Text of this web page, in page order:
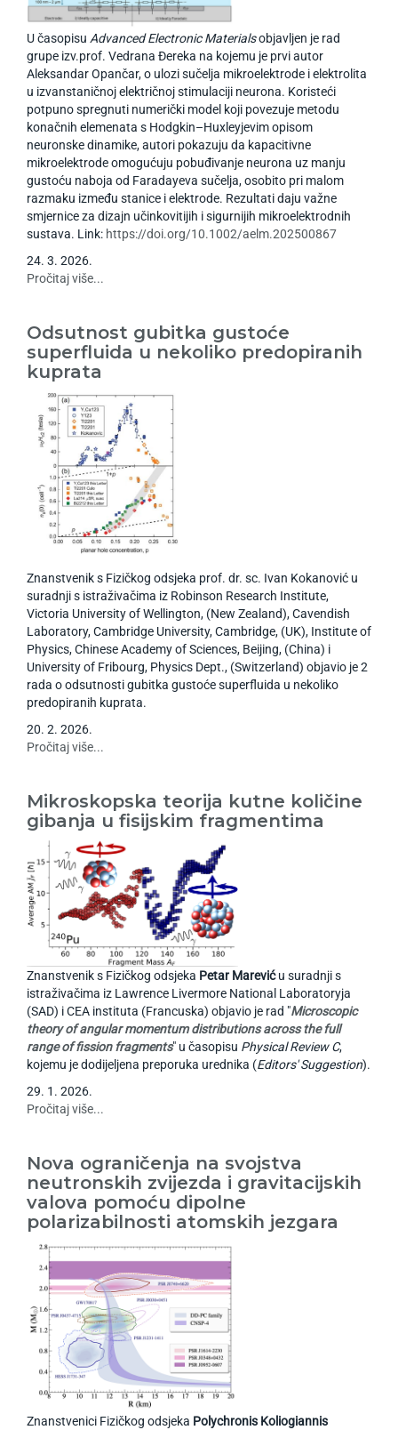
U časopisu Advanced Electronic Materialsobjavljen je rad
grupe izv.prof. Vedrana Đereka na kojemu je prvi autor
Aleksandar Opančar, o ulozi sučelja mikroelektrode i elektrolita
u izvanstaničnoj električnoj stimulaciji neurona. Koristeći
potpuno spregnuti numerički model koji povezuje metodu
konačnih elemenata s Hodgkin–Huxleyjevim opisom
neuronske dinamike, autori pokazuju da kapacitivne
mikroelektrode omogućuju pobuđivanje neurona uz manju
gustoću naboja od Faradayeva sučelja, osobito pri malom
razmaku između stanice i elektrode. Rezultati daju važne
smjernice za dizajn učinkovitijih i sigurnijih mikroelektrodnih
sustava. Link: https://doi.org/10.1002/aelm.202500867
24. 3. 2026.
Pročitaj više...
Odsutnost gubitka gustoće
superfluida u nekoliko predopiranih
kuprata
Znanstvenik s Fizičkog odsjeka prof. dr. sc. Ivan Kokanović u
suradnji s istraživačima iz Robinson Research Institute,
Victoria University of Wellington, (New Zealand), Cavendish
Laboratory, Cambridge University, Cambridge, (UK), Institute of
Physics, Chinese Academy of Sciences, Beijing, (China) i
University of Fribourg, Physics Dept., (Switzerland) objavio je 2
rada o odsutnosti gubitka gustoće superfluida u nekoliko
predopiranih kuprata.
20. 2. 2026.
Pročitaj više...
Mikroskopska teorija kutne količine
gibanja u fisijskim fragmentima
Znanstvenik s Fizičkog odsjeka Petar Mareviću suradnji s
istraživačima iz Lawrence Livermore National Laboratoryja
(SAD) i CEA instituta (Francuska) objavio je rad "Microscopic
theory of angular momentum distributions across the full
range of fission fragments" u časopisu Physical Review C,
kojemu je dodijeljena preporuka urednika (Editors' Suggestion).
29. 1 . 2026.
Pročitaj više...
Nova ograničenja na svojstva
neutronskih zvijezda i gravitacijskih
valova pomoću dipolne
polarizabilnosti atomskih jezgara
Znanstvenici Fizičkog odsjeka Polychronis Koliogiannis